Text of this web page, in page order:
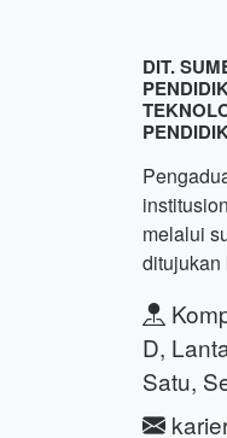
DIT.
melalui
ditujukan
D,
Satu,